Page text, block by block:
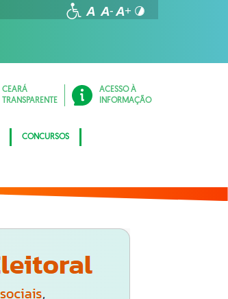
CEARÁ
TRANSPARENTE
ACESSO À
INFORMAÇÃO
CONCURSOS